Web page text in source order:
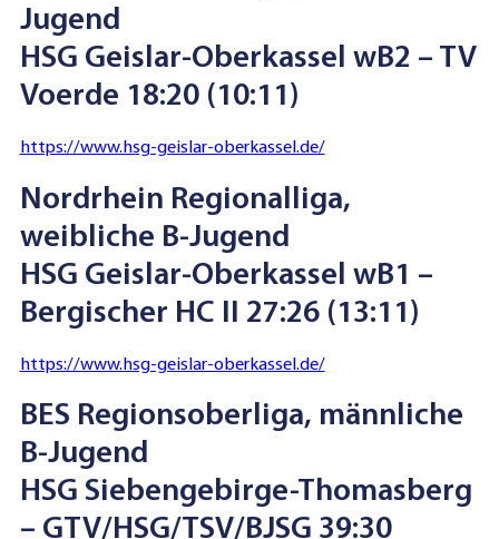
Jugend
HSG Geislar-Oberkassel wB2 – TV
Voerde 18:20 (10:11)
https://www.hsg-geislar-oberkassel.de/
Nordrhein Regionalliga,
weibliche B-Jugend
HSG Geislar-Oberkassel wB1 –
Bergischer HC II 27:26 (13:11)
https://www.hsg-geislar-oberkassel.de/
BES Regionsoberliga, männliche
B-Jugend
HSG Siebengebirge-Thomasberg
– GTV/HSG/TSV/BJSG 39:30